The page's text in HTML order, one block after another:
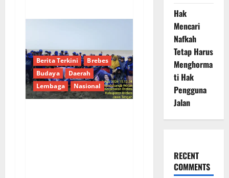
Berita Terkini
Brebes
Budaya
Daerah
Lembaga
Nasional
Hak
Mencari
Nafkah
Tetap Harus
Menghorma
ti Hak
Pengguna
Jalan
RECENT
COMMENTS